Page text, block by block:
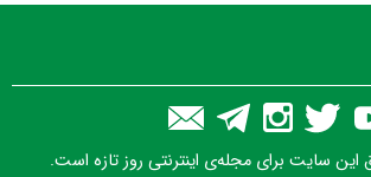
این سایت برای مجله‌ی اینترنتی روز تازه است.